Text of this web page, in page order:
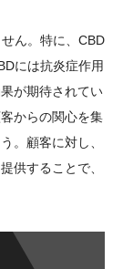
ん。特に、CBD
には抗炎症作用
が期待されてい
からの関心を集
。顧客に対し、
供することで、